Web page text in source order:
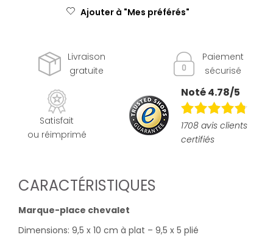
Ajouter à "Mes préférés"
Livraison
gratuite
Paiement
sécurisé
Satisfait
ou réimprimé
Noté 4.78/5
1708 avis clients
certifiés
CARACTÉRISTIQUES
Marque-place chevalet
Dimensions: 9,5 x 10 cm à plat – 9,5 x 5 plié